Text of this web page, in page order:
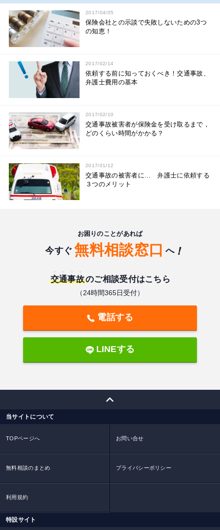
2017/04/05
保険会社との示談で失敗しないための3つ
の知恵！
2017/02/14
依頼する前に知っておくべき！交通事故、
弁護士費用の基本
2017/02/10
交通事故被害者が保険金を受け取るまで，
どのくらい時間がかかる？
2017/01/12
交通事故の被害者に… 弁護士に依頼する
３つのメリット
お困りのことがあれば
今すぐ 無料相談窓口 へ
交通事故のご相談受付はこちら
（24時間365日受付）
電話する
LINEする
当サイトについて
TOPページへ お問い合せ
無料相談のまとめ プライバシーポリシー
利用規約
特設サイト